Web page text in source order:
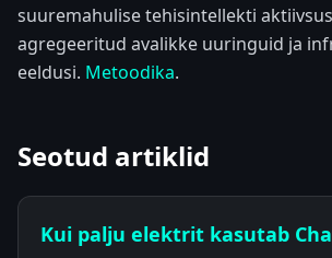
suuremahulise tehisintellekti
agregeeritud avalikke uuringuid ja
eeldusi. Metoodika.
Seotud artiklid
Kui palju elektrit kasutab